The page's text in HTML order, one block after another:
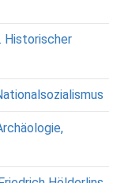
Historischer